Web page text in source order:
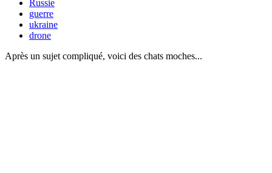
Russie
guerre
ukraine
drone
Après un sujet compliqué, voici des chats moches...